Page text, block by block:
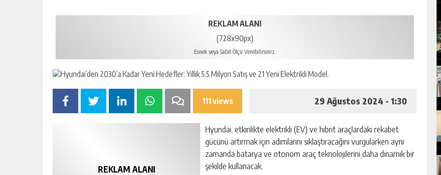
REKLAM ALANI
(728x90px)
Esnek veya Sabit Ölçü Verebilirsiniz.
111 views 29 Ağustos 2024 - 1:30
REKLAM ALANI
Hyundai, etkinlikte elektrikli (EV) ve hibrit araçlardaki rekabet
gücünü artırmak için adımlarını sıklaştıracağını vurgularken aynı
zamanda batarya ve otonom araç teknolojilerini daha dinamik bir
şekilde kullanacak.